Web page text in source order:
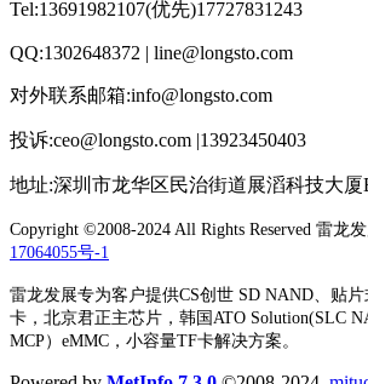
Tel:13691982107(优先)17727831243
QQ:1302648372 | line@longsto.com
对外联系邮箱:info@longsto.com
投诉:ceo@longsto.com |13923450403
地址:深圳市龙华区民治街道展滔科技大厦
Copyright ©2008-2024 All Rights Reserved 雷龙
17064055号-1
雷龙发展专为客户提供CS创世 SD NAND、贴
卡，北京君正主芯片，韩国ATO Solution(SLC
MCP）eMMC，小容量TF卡解决方案。